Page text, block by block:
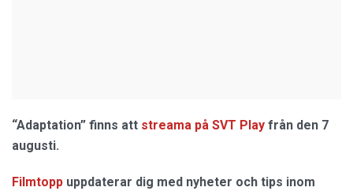
“Adaptation” finns att streama på SVT Play från den 7
augusti.
Filmtopp uppdaterar dig med nyheter och tips inom